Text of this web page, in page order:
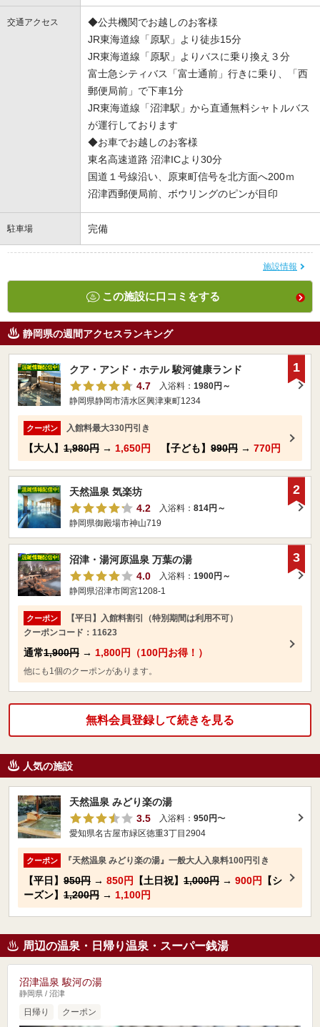
交通アクセス
◆公共機関でお越しのお客様
JR東海道線「原駅」より徒歩15分
JR東海道線「原駅」よりバスに乗り換え３分
富士急シティバス「富士通前」行きに乗り、「西
郵便局前」で下車1分
JR東海道線「沼津駅」から直通無料シャトルバス
が運行しております
◆お車でお越しのお客様
東名高速道路 沼津ICより30分
国道１号線沿い、原東町信号を北方面へ200ｍ
沼津西郵便局前、ボウリングのピンが目印
駐車場 完備
施設情報
この施設に口コミをする
静岡県の週間アクセスランキング
クア・アンド・ホテル 駿河健康ランド
4.7
入浴料： 1980円～
静岡県静岡市清水区興津東町1234
クーポン 入館料最大330円引き
【大人】 1,980円 → 1,650円 【子ども】 990円 → 770円
1
天然温泉 気楽坊
4.2
入浴料： 814円～
静岡県御殿場市神山719
2
沼津・湯河原温泉 万葉の湯
4.0
入浴料： 1900円～
静岡県沼津市岡宮1208-1
クーポン
【平日】入館料割引（特別期間は利用不可）
クーポンコード：11623
通常1,900円 → 1,800円（100円お得！）
他にも1個のクーポンがあります。
3
無料会員登録して続きを見る
人気の施設
天然温泉 みどり楽の湯
3.5
入浴料： 950円〜
愛知県名古屋市緑区徳重3丁目2904
クーポン 『天然温泉 みどり楽の湯』一般大人入泉料100円引き
【平日】 950円 → 850円 【土日祝】 1,000円 → 900円
【シ
ーズン】 1,200円 → 1,100円
周辺の温泉・日帰り温泉・スーパー銭湯
沼津温泉 駿河の湯
静岡県 / 沼津
日帰り クーポン